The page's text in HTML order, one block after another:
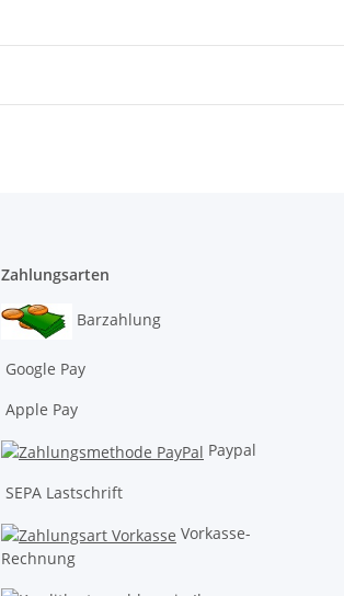
Zahlungsarten
Barzahlung
Google Pay
Apple Pay
Paypal
SEPA Lastschrift
Vorkasse-
Rechnung